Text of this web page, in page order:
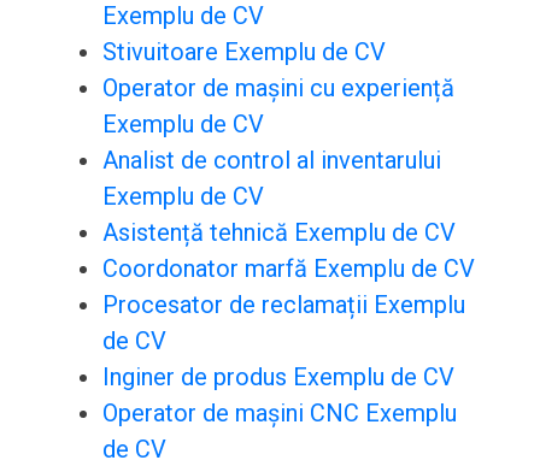
Exemplu de CV
Stivuitoare Exemplu de CV
Operator de mașini cu experiență
Exemplu de CV
Analist de control al inventarului
Exemplu de CV
Asistență tehnică Exemplu de CV
Coordonator marfă Exemplu de CV
Procesator de reclamații Exemplu
de CV
Inginer de produs Exemplu de CV
Operator de mașini CNC Exemplu
de CV